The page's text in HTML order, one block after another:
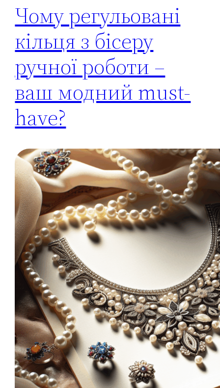
Чому регульовані
кільця з бісеру
ручної роботи –
ваш модний must-
have?